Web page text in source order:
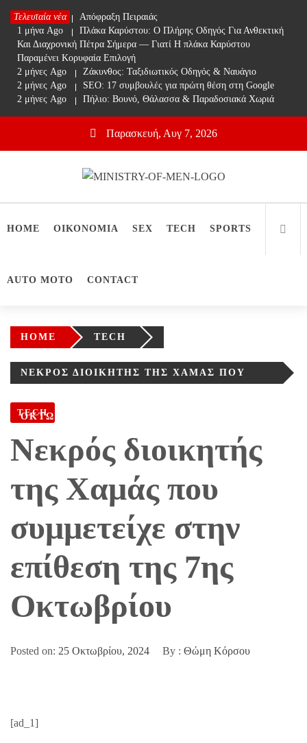
Skip
content
Τελευταία νέα
1 μήνα Ago
Απόφραξη Πειραιάς
1 μήνα Ago
Πλάκα Καρύστου: Ο Πλήρης Οδηγός Για Ανθεκτική
Και Διαχρονική Πέτρα Σήμερα — Γιατί Η πλάκα Καρύστου
Παραμένει Κορυφαία Επιλογή
2 μήνες Ago
Ζάκυνθος: Ταξιδιωτικός Οδηγός & Ναυάγιο
2 μήνες Ago
SEO: 17 συμβουλές για πρώτη θέση στη Google
2 μήνες Ago
Πήλιο: Βουνό, Θάλασσα & Παραδοσιακά Χωριά
Παρασκευή, Αυγ 7, 2026
Ministry Of Men
HOME ΟΙΚΟΝΟΜΙΑ SEX TECH SPORTS
AUTO MOTO CONTACT
HOME TECH
ΝΕΚΡΌΣ ΔΙΟΙΚΗΤΉΣ ΤΗΣ ΧΑΜΆΣ ΠΟΥ
ΟΚΤΩΒΡΊΟΥ
TECH
Νεκρός διοικητής
της Χαμάς που
συμμετείχε στην
επίθεση της 7ης
Οκτωβρίου
Posted on: 25 Οκτωβρίου, 2024 By : Θώμη Κόρσου
[ad_1]